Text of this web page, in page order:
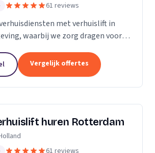
61 reviews
met verhuislift in
waarbij we zorg dragen voor
Vergelijk offertes
huren Rotterdam
61 reviews